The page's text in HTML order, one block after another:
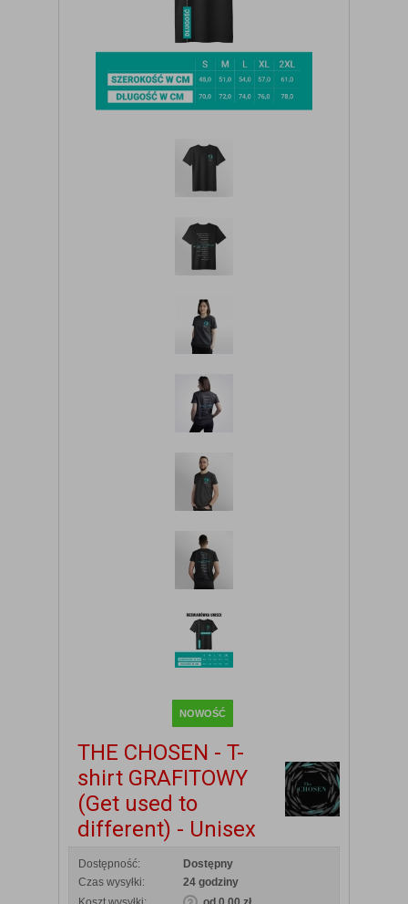
NOWOŚĆ
THE CHOSEN - T-
shirt GRAFITOWY
(Get used to
different) - Unisex
Dostępność:
Dostępny
Czas wysyłki:
24 godziny